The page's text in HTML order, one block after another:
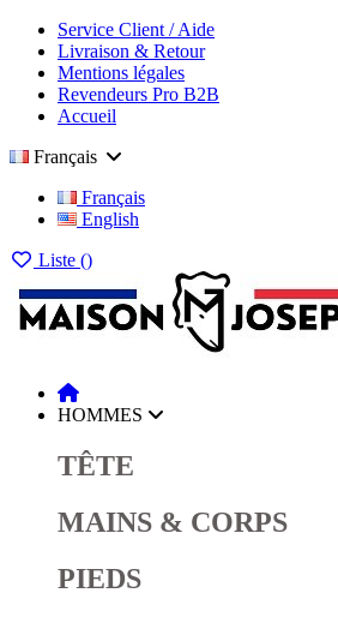
Service Client / Aide
Livraison & Retour
Mentions légales
Revendeurs Pro B2B
Accueil
Français
Français
English
Liste ()
HOMMES
TÊTE
MAINS & CORPS
PIEDS